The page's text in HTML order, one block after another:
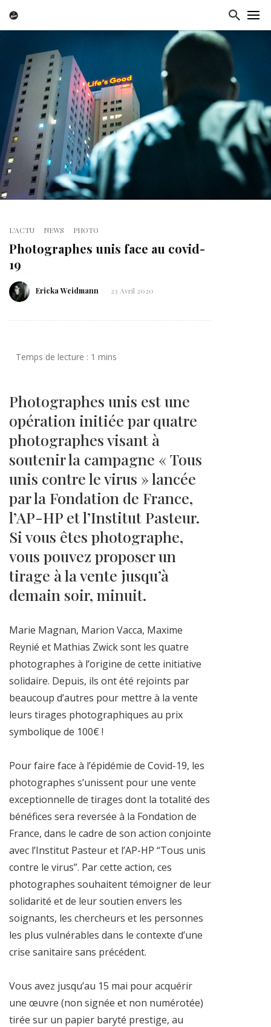
L'ACTU NEWS PHOTO
Photographes unis face au covid-
19
Ericka Weidmann 23 Avril 2020
Photographes unis est une
opération initiée par quatre
photographes visant à
soutenir la campagne « Tous
unis contre le virus » lancée
par la Fondation de France,
l’AP-HP et l’Institut Pasteur.
Si vous êtes photographe,
vous pouvez proposer un
tirage à la vente jusqu’à
demain soir, minuit.
Marie Magnan, Marion Vacca, Maxime
Reynié et Mathias Zwick sont les quatre
photographes à l’origine de cette initiative
solidaire. Depuis, ils ont été rejoints par
beaucoup d’autres pour mettre à la vente
leurs tirages photographiques au prix
symbolique de 100€ !
Pour faire face à l’épidémie de Covid-19, les
photographes s’unissent pour une vente
exceptionnelle de tirages dont la totalité des
bénéfices sera reversée à la Fondation de
France, dans le cadre de son action conjointe
avec l’Institut Pasteur et l’AP-HP “Tous unis
contre le virus”. Par cette action, ces
photographes souhaitent témoigner de leur
solidarité et de leur soutien envers les
soignants, les chercheurs et les personnes
les plus vulnérables dans le contexte d’une
crise sanitaire sans précédent.
Vous avez jusqu’au 15 mai pour acquérir
une œuvre (non signée et non numérotée)
tirée sur un papier baryté prestige, au